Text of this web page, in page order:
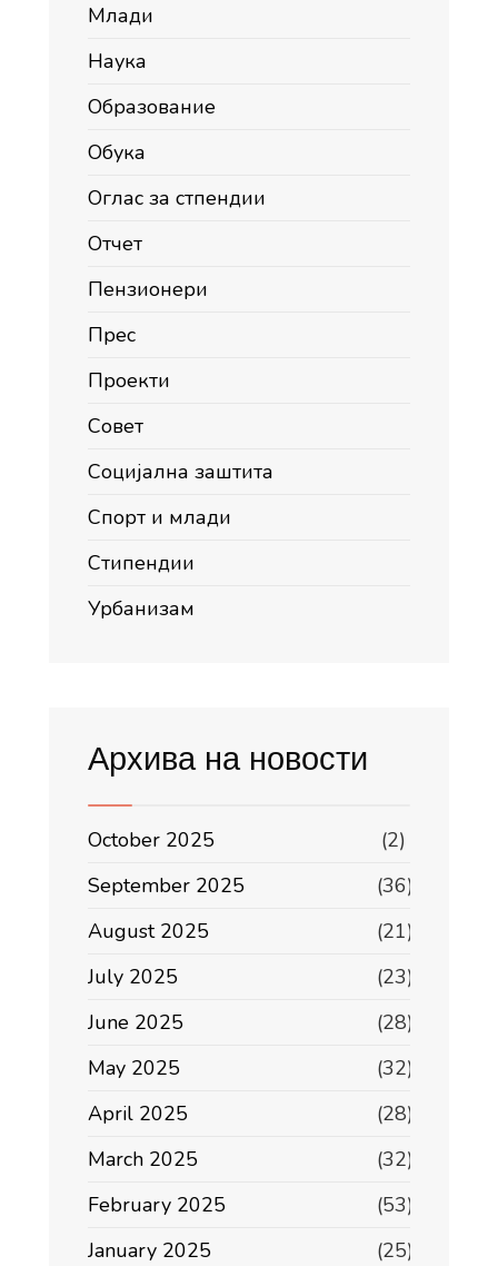
Млади
Наука
Образование
Обука
Оглас за стпендии
Отчет
Пензионери
Прес
Проекти
Совет
Социјална заштита
Спорт и млади
Стипендии
Урбанизам
Архива на новости
October 2025
(2)
September 2025
(36)
August 2025
(21)
July 2025
(23)
June 2025
(28)
May 2025
(32)
April 2025
(28)
March 2025
(32)
February 2025
(53)
January 2025
(25)